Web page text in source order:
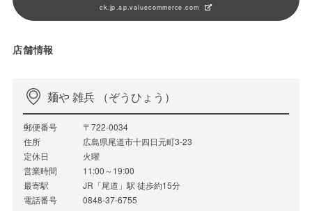
ck.jp.ap.valuecommerce.com
店舗情報
麺や 雑兵 （ぞうひょう）
郵便番号
〒722-0034
住所
広島県尾道市十四日元町3-23
定休日
火曜
営業時間
11:00～19:00
最寄駅
JR「尾道」駅 徒歩約15分
電話番号
0848-37-6755